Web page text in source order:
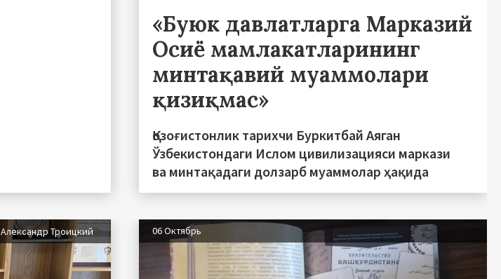
«Буюк давлатларга Марказий
Осиё мамлакатларининг
минтақавий муаммолари
қизиқмас»
Қозоғистонлик тарихчи Буркитбай Аяган
Ўзбекистондаги Ислом цивилизацияси маркази
ва минтақадаги долзарб муаммолар ҳақида
Александр Троицкий 06 Октябрь